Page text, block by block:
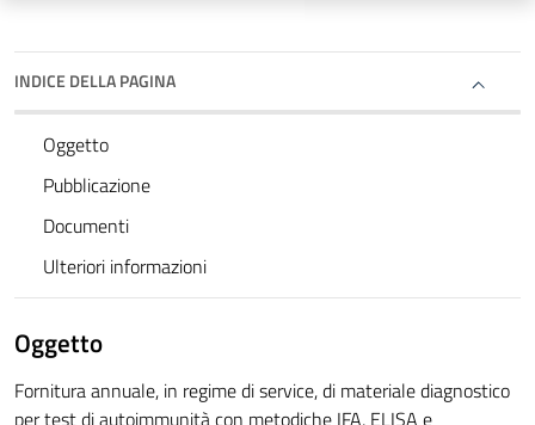
INDICE DELLA PAGINA
Oggetto
Pubblicazione
Documenti
Ulteriori informazioni
Oggetto
Fornitura annuale, in regime di service, di materiale diagnostico